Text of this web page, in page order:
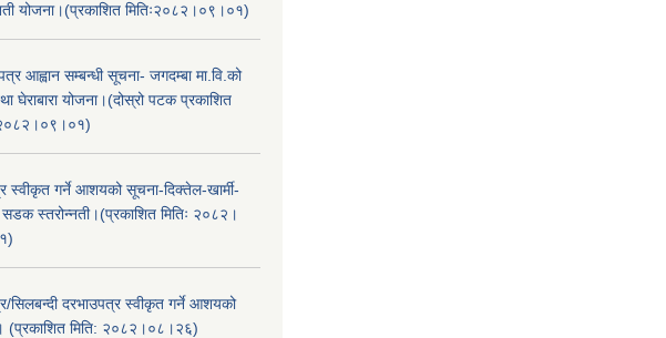
योजना।(प्रकाशित मितिः२०८२।०९।०१)
आह्वान सम्बन्धी सूचना- जगदम्बा मा.वि.को
घेराबारा योजना।(दोस्रो पटक प्रकाशित
२०८२।०९।०१)
स्वीकृत गर्ने आशयको सूचना-दिक्तेल-खार्मी-
स्तरोन्नती।(प्रकाशित मितिः २०८२।
सिलबन्दी दरभाउपत्र स्वीकृत गर्ने आशयको
(प्रकाशित मिति: २०८२।०८।२६)